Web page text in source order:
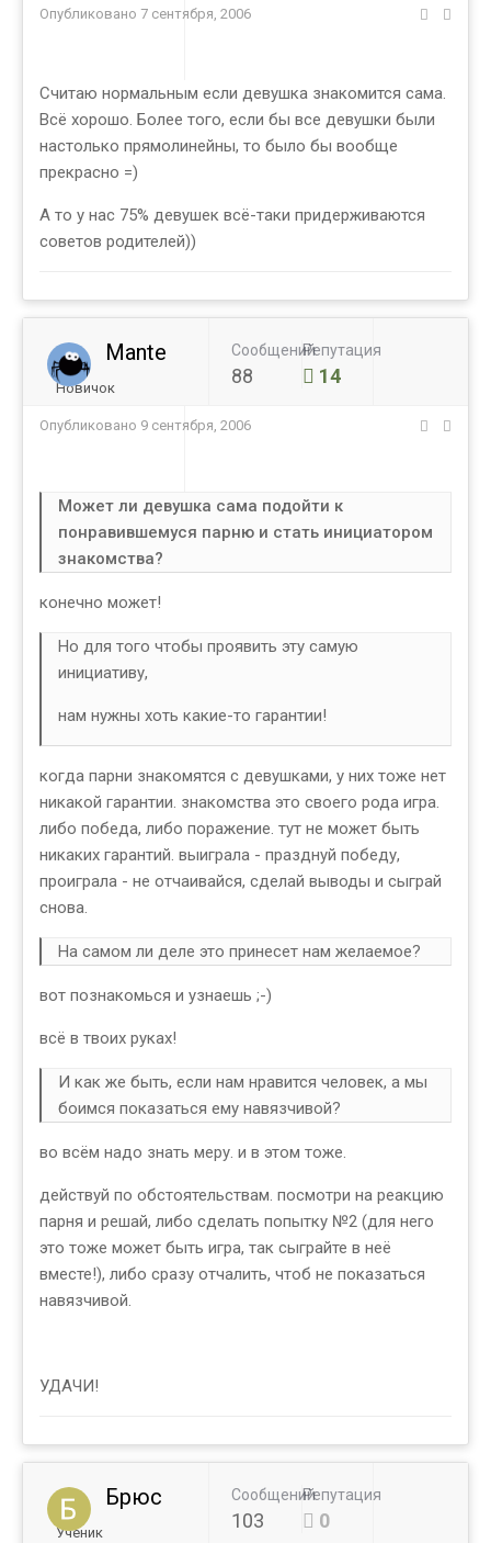
Опубликовано 7 сентября, 2006
Считаю нормальным если девушка знакомится сама.
Всё хорошо. Более того, если бы все девушки были
настолько прямолинейны, то было бы вообще
прекрасно =)
А то у нас 75% девушек всё-таки придерживаются
советов родителей))
Mante
Новичок
Сообщений
88
Репутация
14
Опубликовано 9 сентября, 2006
Может ли девушка сама подойти к
понравившемуся парню и стать инициатором
знакомства?
конечно может!
Но для того чтобы проявить эту самую
инициативу,
нам нужны хоть какие-то гарантии!
когда парни знакомятся с девушками, у них тоже нет
никакой гарантии. знакомства это своего рода игра.
либо победа, либо поражение. тут не может быть
никаких гарантий. выиграла - празднуй победу,
проиграла - не отчаивайся, сделай выводы и сыграй
снова.
На самом ли деле это принесет нам желаемое?
вот познакомься и узнаешь ;-)
всё в твоих руках!
И как же быть, если нам нравится человек, а мы
боимся показаться ему навязчивой?
во всём надо знать меру. и в этом тоже.
действуй по обстоятельствам. посмотри на реакцию
парня и решай, либо сделать попытку №2 (для него
это тоже может быть игра, так сыграйте в неё
вместе!), либо сразу отчалить, чтоб не показаться
навязчивой.
УДАЧИ!
Брюс
Ученик
Сообщений
103
Репутация
0